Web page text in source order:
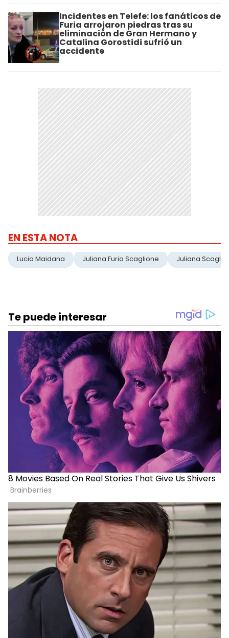
Incidentes en Telefe: los fanáticos de
Furia arrojaron piedras tras su
eliminación de Gran Hermano y
Catalina Gorostidi sufrió un
accidente
EN ESTA NOTA
Lucia Maidana Juliana Furia Scaglione Juliana